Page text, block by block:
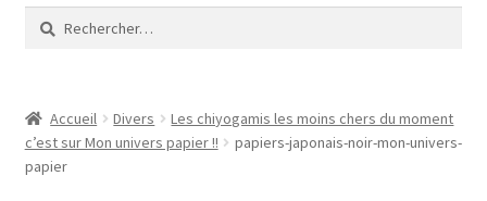
le
A propos
Contact
Rechercher :
Accueil Divers
Les chiyogamis les moins chers du moment
c’est sur Mon univers papier !!
papiers-japonais-noir-mon-univers-
papier